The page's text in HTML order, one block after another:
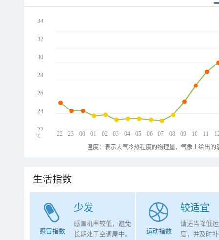
22 23 00 01 02 03 04 05 06 07 08 09 10 11
34
32
30
28
26
24
22
℃
温度：表示大气冷热程度的物理量，气象上给出
生活指数
少发
感冒指数
感冒机率较低，避免
长期处于空调屋中。
较适宜
运动指数
请适当降低
度，并及时